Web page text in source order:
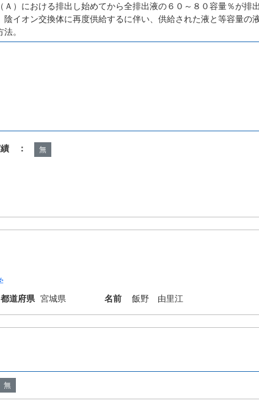
Ａ）における排出し始めてから全排出液の６０～８０容量％が排
陰イオン交換体に再度供給するに伴い、供給された液と等容量の
。
績 ： 無
都道府県 宮城県 名前 飯野 由里江
52 B01J38/62 B01J38/64 B01J41/04 B01J49/00